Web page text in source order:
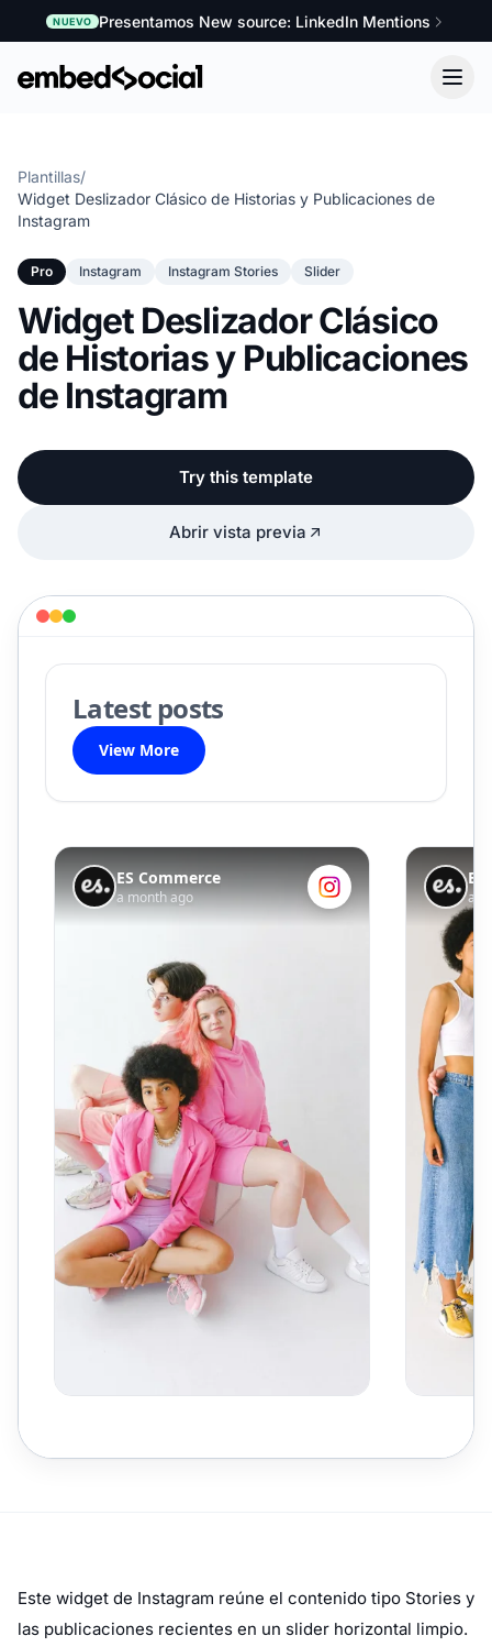
NUEVO Presentamos New source: LinkedIn Mentions
Plantillas/
Widget Deslizador Clásico de Historias y Publicaciones de
Instagram
Pro Instagram Instagram Stories Slider
Widget Deslizador Clásico
de Historias y Publicaciones
de Instagram
Try this template
Abrir vista previa
Este widget de Instagram reúne el contenido tipo Stories y
las publicaciones recientes en un slider horizontal limpio.